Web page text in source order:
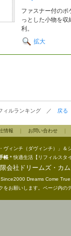
ファスナー付のポ
っとした小物を収
利。
拡大
ルランキング ／ 戻る
情報 お問い合わせ
・ヴィンチ（ダヴィンチ）」＆
帳 ＊快適生活【リフィルスタ
会社ドリームズ・カ
Dreams Come
をお願いします。ページ内